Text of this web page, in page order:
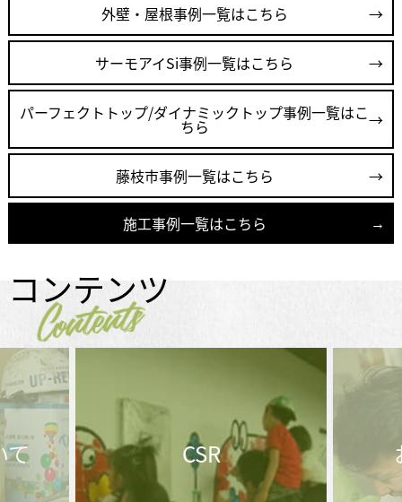
外壁・屋根事例一覧はこちら
サーモアイSi事例一覧はこちら
パーフェクトトップ/ダイナミックトップ事例一覧はこ
ちら
藤枝市事例一覧はこちら
施工事例一覧はこちら
コンテンツ
Contents
お問合せ後の
流れ